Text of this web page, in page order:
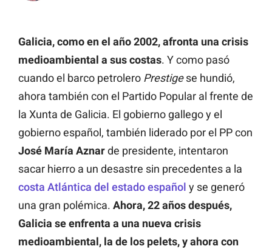
Galicia, como en el año 2002, afronta una crisis
medioambiental a sus costas. Y como pasó
cuando el barco petrolero Prestige se hundió,
ahora también con el Partido Popular al frente de
la Xunta de Galicia. El gobierno gallego y el
gobierno español, también liderado por el PP con
José María Aznarde presidente, intentaron
sacar hierro a un desastre sin precedentes a la
costa Atlántica del estado español y se generó
una gran polémica. Ahora, 22 años después,
Galicia se enfrenta a una nueva crisis
medioambiental, la de los pelets, y ahora con